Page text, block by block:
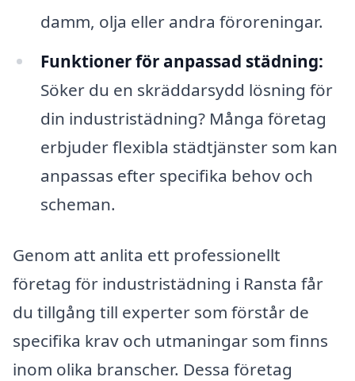
damm, olja eller andra föroreningar.
Funktioner för anpassad städning:
Söker du en skräddarsydd lösning för
din industristädning? Många företag
erbjuder flexibla städtjänster som kan
anpassas efter specifika behov och
scheman.
Genom att anlita ett professionellt
företag för industristädning i Ransta får
du tillgång till experter som förstår de
specifika krav och utmaningar som finns
inom olika branscher. Dessa företag